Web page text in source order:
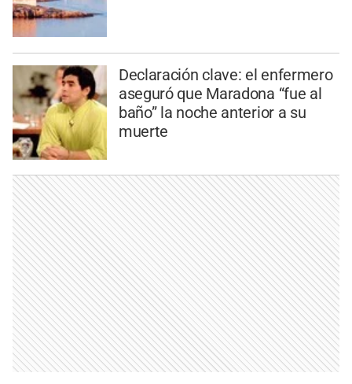
Declaración clave: el enfermero
aseguró que Maradona “fue al
baño” la noche anterior a su
muerte